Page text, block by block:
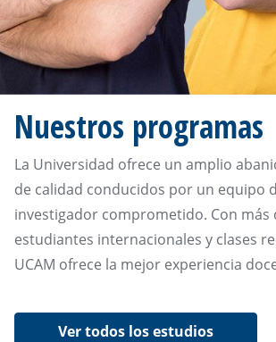
Nuestros programas
La Universidad ofrece un amplio
de calidad conducidos por un equipo
investigador comprometido. Con más
estudiantes internacionales y clases
UCAM ofrece la mejor experiencia
Ver todos los estudios